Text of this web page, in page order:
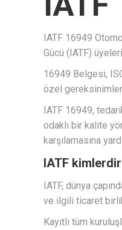
IATF 16949
Gücü (IATF)
16949 Belgesi,
özel
IATF 16949,
odaklı bir kalite
karşılamasına
IATF
IATF, dünya
ve ilgili ticaret
Kayıtlı tüm